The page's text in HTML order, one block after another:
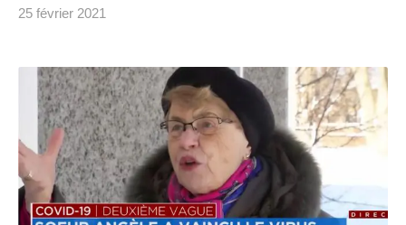
25 février 2021